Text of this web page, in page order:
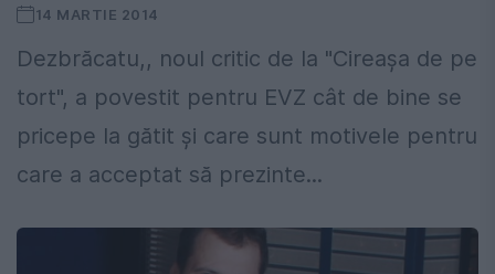
14 MARTIE 2014
Dezbrăcatu,, noul critic de la "Cireaşa de pe
tort", a povestit pentru EVZ cât de bine se
pricepe la gătit şi care sunt motivele pentru
care a acceptat să prezinte...